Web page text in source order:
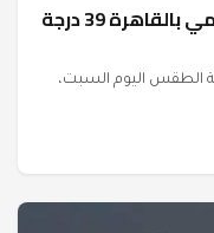
حالة الطقس اليوم السبت..والعظمي بالقاهرة 39 درجة
الطقس اليوم السبت،